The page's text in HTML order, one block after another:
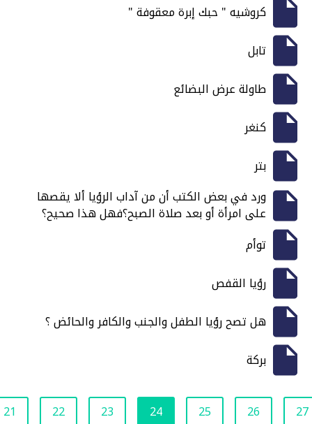
كروشيه " حبك إبرة معقوفة "
تابل
طاولة عرض البضائع
كنغر
بتر
ورد في بعض الكتب أن من آداب الرؤيا ألا يقصها
على امرأة أو بعد صلاة الصبح؟فهل هذا صحيح؟
توأم
رؤيا القفص
هل تصح رؤيا الطفل والجنب والكافر والحائض ؟
بركة
21 22 23 24 25 26 27